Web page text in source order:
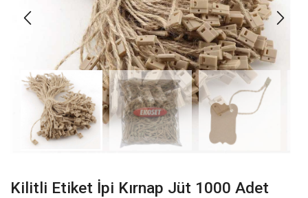
Kilitli Etiket İpi Kırnap Jüt 1000 Adet